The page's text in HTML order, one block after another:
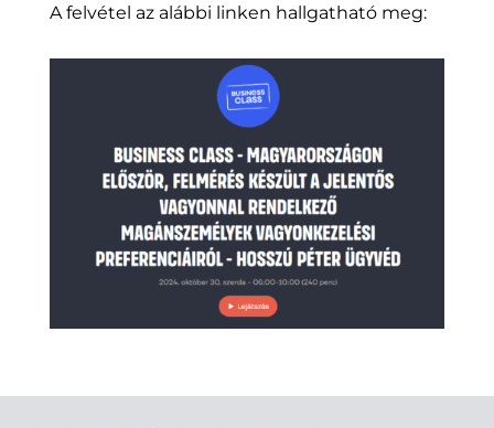
A felvétel az alábbi linken hallgatható meg: